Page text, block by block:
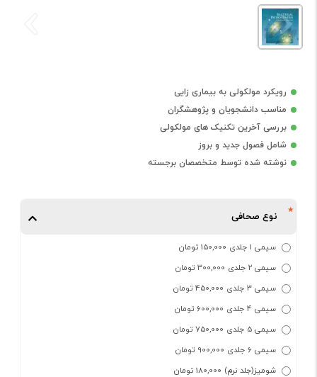
رویکرد مولکولی به بیماری زایی
مناسب دانشجویان و پژوهشگران
بررسی آخرین تکنیک های مولکولی
شامل فصول جدید و بروز
نوشته شده توسط متخصصان برجسته
نوع صحافی
سیمی 1 جلدی 150,000 تومان
سیمی 2 جلدی 300,000 تومان
سیمی 3 جلدی 450,000 تومان
سیمی 4 جلدی 600,000 تومان
سیمی 5 جلدی 750,000 تومان
سیمی 6 جلدی 900,000 تومان
شومیز(جلد نرم) 180,000 تومان